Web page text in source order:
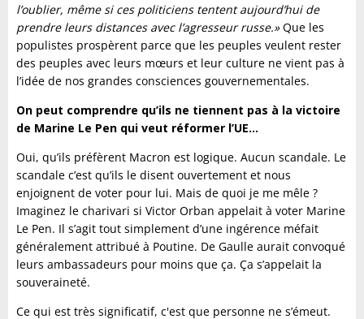
l’oublier, même si ces politiciens tentent aujourd’hui de
prendre leurs distances avec l’agresseur russe.»Que les
populistes prospèrent parce que les peuples veulent rester
des peuples avec leurs mœurs et leur culture ne vient pas à
l’idée de nos grandes consciences gouvernementales.
On peut comprendre qu’ils ne tiennent pas à la victoire
de Marine Le Pen qui veut réformer l’UE…
Oui, qu’ils préfèrent Macron est logique. Aucun scandale. Le
scandale c’est qu’ils le disent ouvertement et nous
enjoignent de voter pour lui. Mais de quoi je me mêle ?
Imaginez le charivari si Victor Orban appelait à voter Marine
Le Pen. Il s’agit tout simplement d’une ingérence méfait
généralement attribué à Poutine. De Gaulle aurait convoqué
leurs ambassadeurs pour moins que ça. Ça s’appelait la
souveraineté.
Ce qui est très significatif, c'est que personne ne s’émeut.